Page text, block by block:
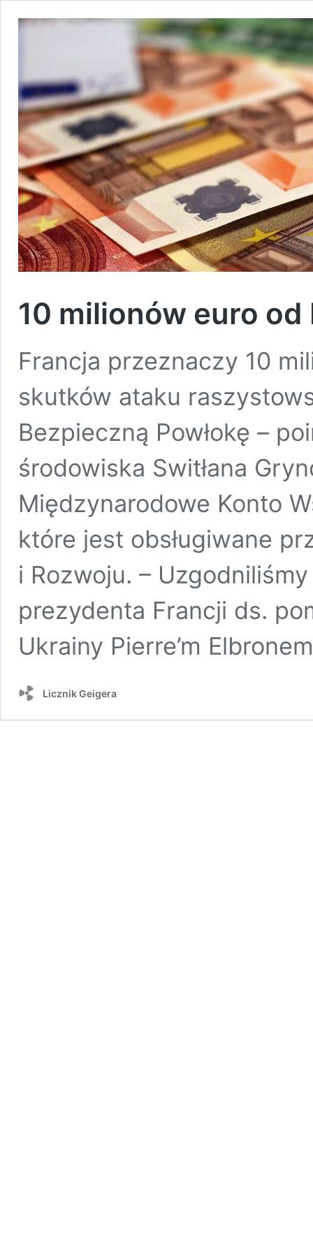
10 milionów euro od
Francja przeznaczy 10
skutków ataku
Bezpieczną Powłokę –
środowiska Switłana
Międzynarodowe Konto
które jest obsługiwane
i Rozwoju. –
prezydenta Francji ds.
Ukrainy Pierre’m
Licznik Geigera